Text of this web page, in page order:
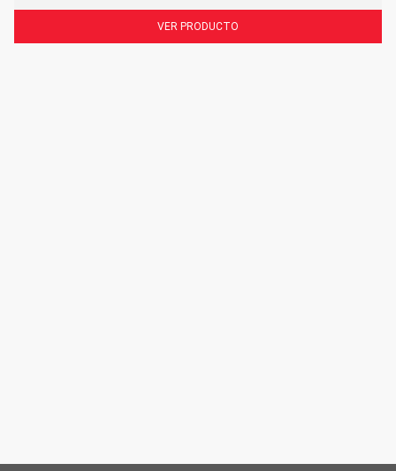
VER PRODUCTO